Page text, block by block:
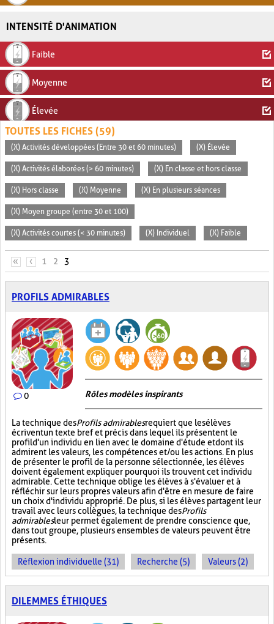
INTENSITÉ D'ANIMATION
Faible
Moyenne
Élevée
TOUTES LES FICHES (59)
(X) Activités développées (Entre 30 et 60 minutes) (X) Élevée
(X) Activités élaborées (> 60 minutes) (X) En classe et hors classe
(X) Hors classe (X) Moyenne (X) En plusieurs séances
(X) Moyen groupe (entre 30 et 100)
(X) Activités courtes (< 30 minutes) (X) Individuel (X) Faible
PAGES
« ‹ 1 2 3
PROFILS ADMIRABLES
0 Rôles modèles inspirants
La technique desProfils admirablesrequiert que les élèves
écrivent un texte bref et précis dans lequel ils présentent le
profil d'un individu en lien avec le domaine d'étude et dont ils
admirent les valeurs, les compétences et/ou les actions. En plus
de présenter le profil de la personne sélectionnée, les élèves
doivent également expliquer pourquoi ils trouvent cet individu
admirable. Cette technique oblige les élèves à s'évaluer et à
réfléchir sur leurs propres valeurs afin d'être en mesure de faire
un choix d'individu approprié. De plus, si les élèves partagent leur
travail avec leurs collègues, la technique desProfils
admirablesleur permet également de prendre conscience que,
dans tout groupe, plusieurs ensembles de valeurs peuvent être
présents.
Réflexion individuelle (31) Recherche (5) Valeurs (2)
DILEMMES ÉTHIQUES